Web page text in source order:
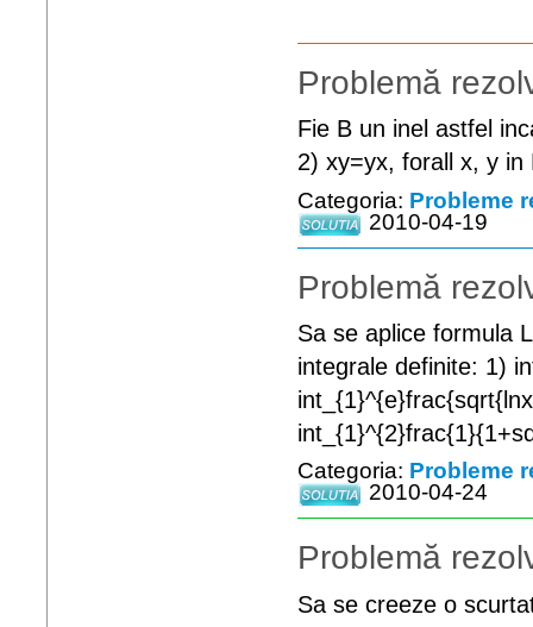
Problemă
Fie B un inel astfel
2) xy=yx, forall x, y in
Categoria: Probleme
2010-04-19
Problemă
Sa se aplice formula
integrale definite: 1)
Categoria: Probleme
2010-04-24
Problemă
Sa se creeze o